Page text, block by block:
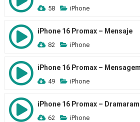
58 iPhone
iPhone 16 Promax – Mensaje
82 iPhone
iPhone 16 Promax – Mensagem
49 iPhone
iPhone 16 Promax –
62 iPhone